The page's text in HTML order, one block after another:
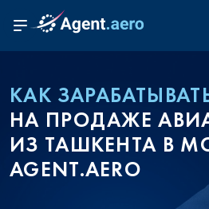
КАК
НА ПРОДАЖЕ
ИЗ ТАШКЕНТА В
AGENT.AERO